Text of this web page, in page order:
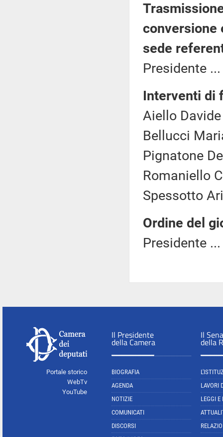
conversione
sede
Presidente
Interventi di
Aiello
Bellucci
Pignatone
Romaniello
Spessotto
Ordine del
Presidente
Portale storico
WebTv
YouTube
Il Presidente
della Camera
BIOGRAFIA
AGENDA
NOTIZIE
COMUNICATI
DISCORSI
Il
della
LAVORI
LEGGI E